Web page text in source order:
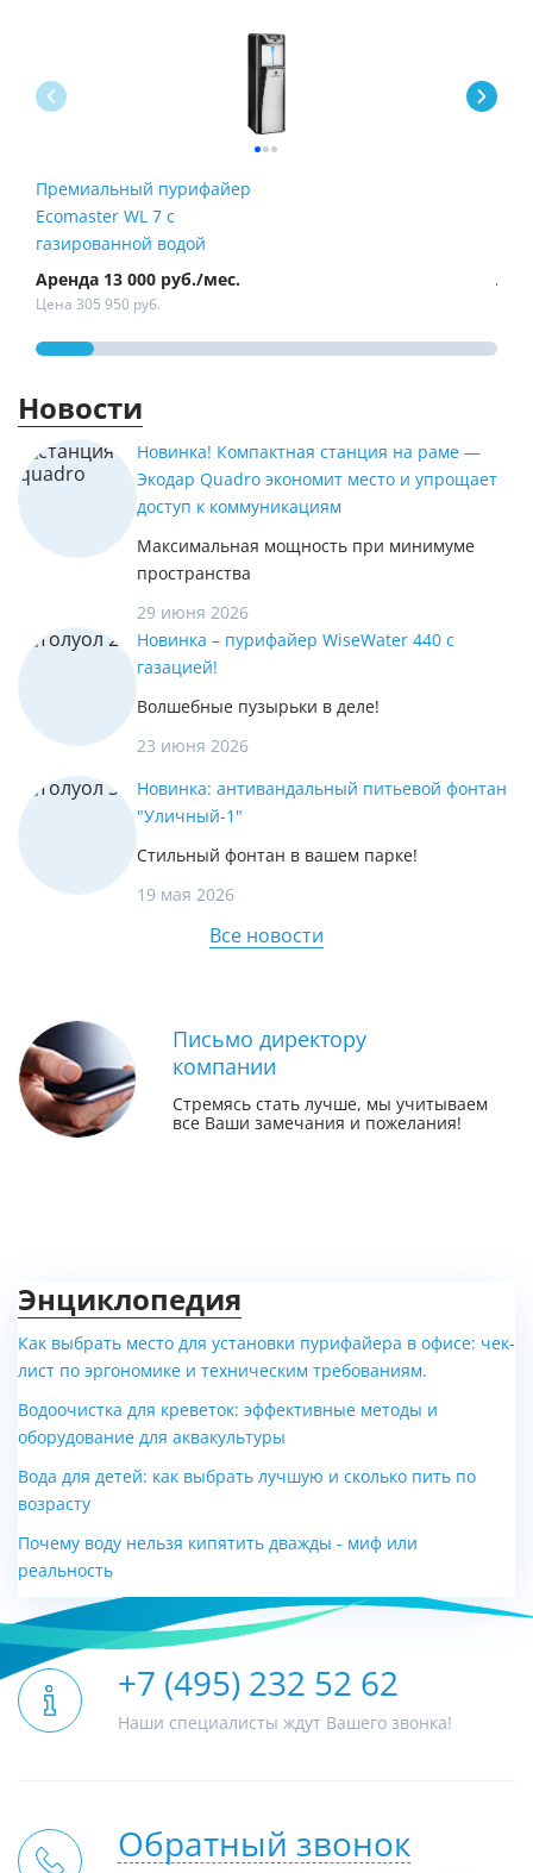
Премиальный пурифайер
Ecomaster WL 7 с
газированной водой
Аренда 13 000 руб./мес.
Цена 305 950 руб.
Новости
Новинка! Компактная станция на раме —
Экодар Quadro экономит место и упрощает
доступ к коммуникациям
Максимальная мощность при минимуме
пространства
29 июня 2026
Новинка – пурифайер WiseWater 440 с
газацией!
Волшебные пузырьки в деле!
23 июня 2026
Новинка: антивандальный питьевой фонтан
"Уличный-1"
Стильный фонтан в вашем парке!
19 мая 2026
Все новости
Письмо директору
компании
Стремясь стать лучше, мы учитываем
все Ваши замечания и пожелания!
Энциклопедия
Как выбрать место для установки пурифайера в офисе: чек-
лист по эргономике и техническим требованиям.
Водоочистка для креветок: эффективные методы и
оборудование для аквакультуры
Вода для детей: как выбрать лучшую и сколько пить по
возрасту
Почему воду нельзя кипятить дважды - миф или
реальность
+7 (495) 232 52 62
Наши специалисты ждут Вашего звонка!
Обратный звонок